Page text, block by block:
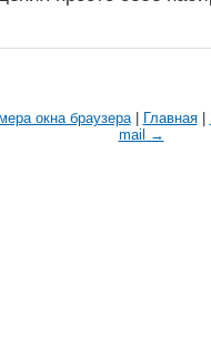
окна браузера| Главная|
mail →